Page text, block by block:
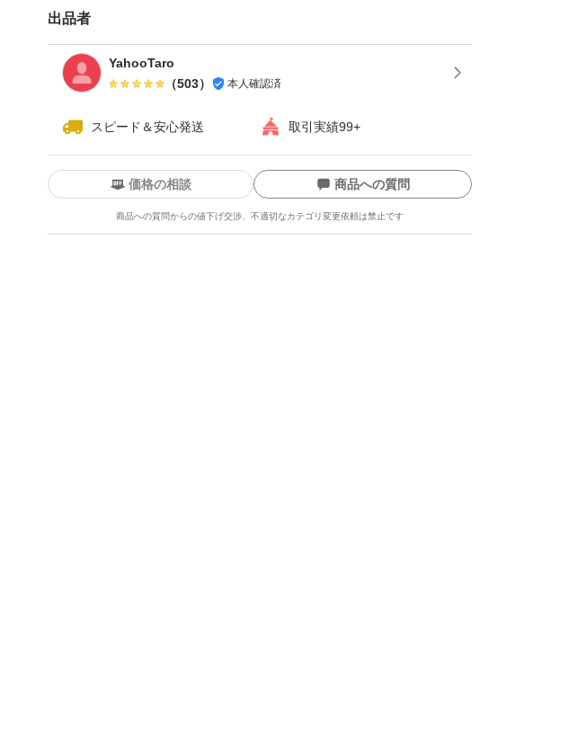
出品者
YahooTaro
（503） 本人確認済
スピード＆安心発送 取引実績99+
ついて
にバッジを付与しています
アした安心・安全なユーザーです
マの取引を完了させた実績があります
ビスでの取引実績があります
価格の相談 商品への質問
商品への質問からの値下げ交渉、不適切なカテゴリ変更依頼は禁止です
ーします
ね！
ね！
ね！